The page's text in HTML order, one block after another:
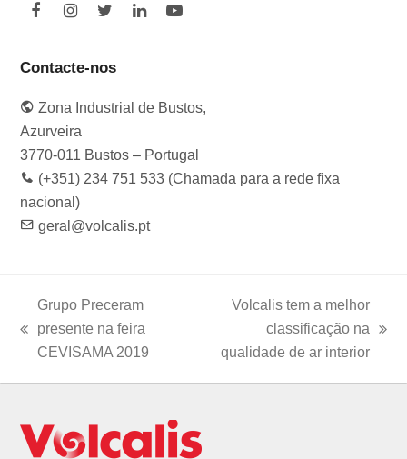
F
e
o
o
k
I
t
g
r
a
m
T
t
e
r
L
d
I
Y
b
e
Contacte-nos
Zona Industrial de Bustos,
Azurveira
3770-011 Bustos – Portugal
(+351) 234 751 533 (Chamada para a rede fixa
nacional)
geral@volcalis.pt
previous
Grupo Preceram
presente na feira
CEVISAMA 2019
post:
Volcalis tem a melhor
classificação na
qualidade de ar interior